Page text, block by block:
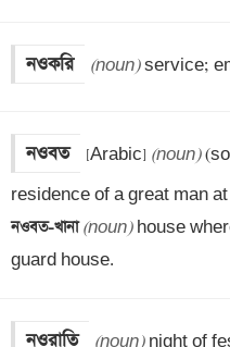
নওকরি (noun) service;
নওবত [Arabic] (noun)
নওবত-খানা (noun) house
guard house.
নওরাতি (noun) night of